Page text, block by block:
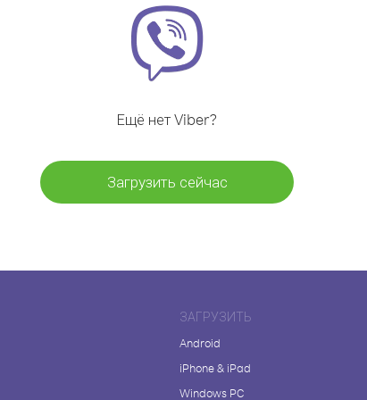
Ещё нет Viber?
Загрузить сейчас
ЗАГРУЗИТЬ
Android
iPhone & iPad
Windows PC